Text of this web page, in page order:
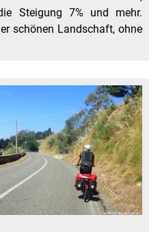
Steigung 7% und mehr.
schönen Landschaft, ohne